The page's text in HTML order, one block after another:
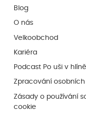
Blog
O nás
Velkoobchod
Kariéra
Podcast Po uši v hlíně
Zpracování
Zásady o používání
cookie